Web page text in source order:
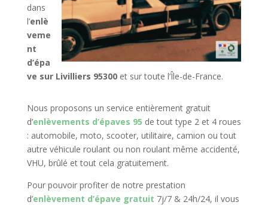
dans
l’enlè
veme
nt
d’épa
ve sur Livilliers 95300et sur toute l’Île-de-France.
Nous proposons un service entièrement gratuit
d’enlèvements d’épaves 95 de tout type 2 et 4 roues
: automobile, moto, scooter, utilitaire, camion ou tout
autre véhicule roulant ou non roulant même accidenté,
VHU, brûlé et tout cela gratuitement.
Pour pouvoir profiter de notre prestation
d’enlèvement d’épave gratuit 7j/7 & 24h/24, il vous